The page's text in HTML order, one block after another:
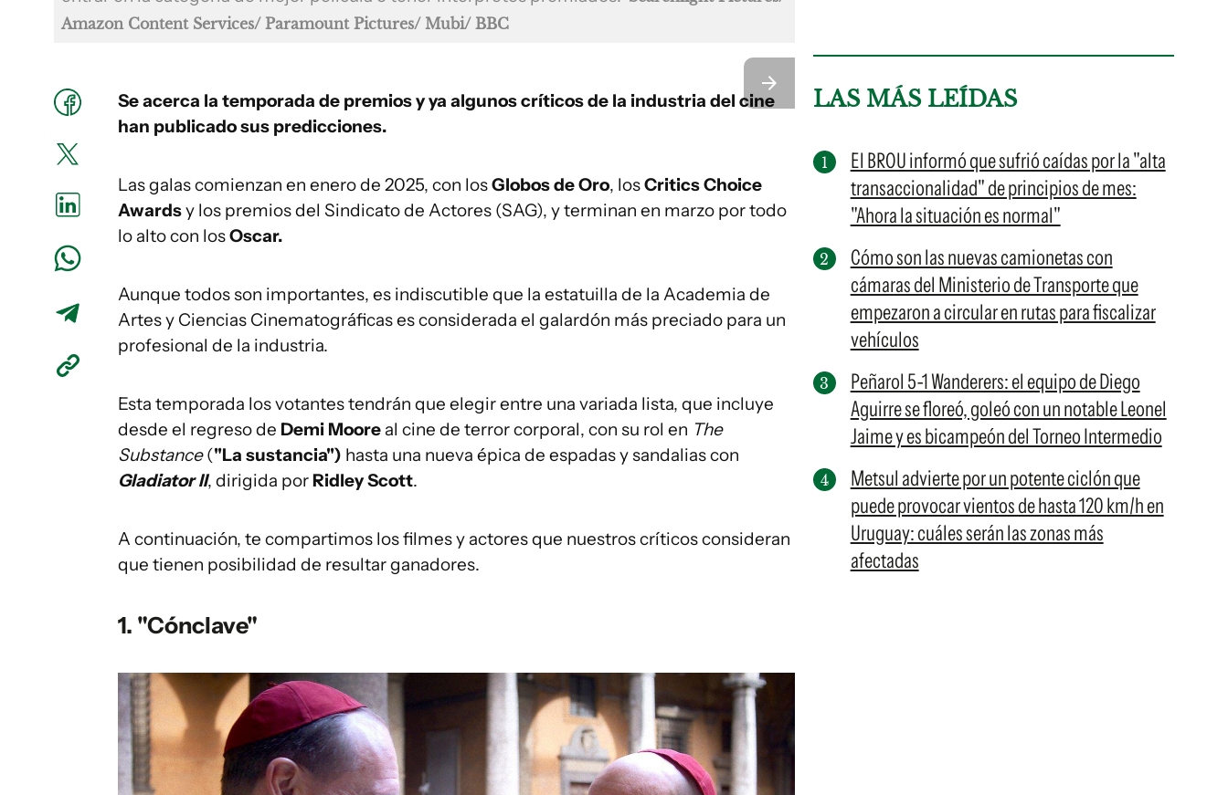
Amazon Content Services/ Paramount Pictures/ Mubi/ BBC
Se acerca la temporada de premios y ya algunos críticos de la industria del cine
han publicado sus predicciones.
Las galas comienzan en enero de 2025, con losGlobos de Oro, losCritics Choice
Awardsy los premios del Sindicato de Actores (SAG), y terminan en marzo por todo
lo alto con losOscar.
Aunque todos son importantes, es indiscutible que la estatuilla de la Academia de
Artes y Ciencias Cinematográficas es considerada el galardón más preciado para un
profesional de la industria.
Esta temporada los votantes tendrán que elegir entre una variada lista, que incluye
desde el regreso de Demi Moore al cine de terror corporal, con su rol en The
Substance("La sustancia") hasta una nueva épica de espadas y sandalias con
Gladiator II, dirigida porRidley Scott.
A continuación, te compartimos los filmes y actores que nuestros críticos consideran
que tienen posibilidad de resultar ganadores.
1. "Cónclave"
LAS MÁS LEÍDAS
El BROU informó que sufrió caídas por la "alta
transaccionalidad" de principios de mes:
"Ahora la situación es normal"
Cómo son las nuevas camionetas con
cámaras del Ministerio de Transporte que
empezaron a circular en rutas para fiscalizar
vehículos
Peñarol 5-1 Wanderers: el equipo de Diego
Aguirre se floreó, goleó con un notable Leonel
Jaime y es bicampeón del Torneo Intermedio
Metsul advierte por un potente ciclón que
puede provocar vientos de hasta 120 km/h en
Uruguay: cuáles serán las zonas más
afectadas